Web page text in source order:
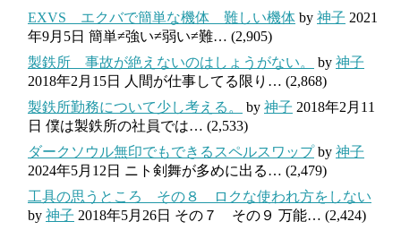
EXVS エクバで簡単な機体 難しい機体 by 神子 2021
年9月5日 簡単≠強い≠弱い≠難… (2,905)
製鉄所 事故が絶えないのはしょうがない。
by 神子
2018年2月15日
人間が仕事してる限り… (2,868)
製鉄所勤務について少し考える。
by 神子 2018年2月11
日 僕は製鉄所の社員では… (2,533)
ダークソウル無印でもできるスペルスワップby 神子
2024年5月12日 ニト剣舞が多めに出る… (2,479)
工具の思うところ その８ ロクな使われ方をしない
by 神子 2018年5月26日 その７ その９ 万能… (2,424)